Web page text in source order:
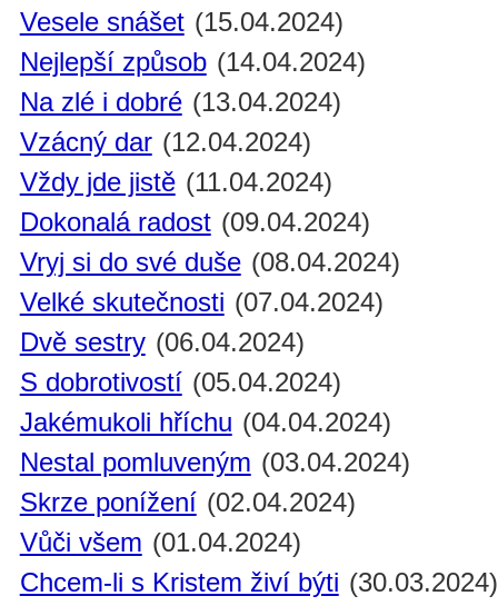
Vesele snášet (15.04.2024)
Nejlepší způsob (14.04.2024)
Na zlé i dobré (13.04.2024)
Vzácný dar (12.04.2024)
Vždy jde jistě (11.04.2024)
Dokonalá radost (09.04.2024)
Vryj si do své duše (08.04.2024)
Velké skutečnosti (07.04.2024)
Dvě sestry (06.04.2024)
S dobrotivostí (05.04.2024)
Jakémukoli hříchu (04.04.2024)
Nestal pomluveným (03.04.2024)
Skrze ponížení (02.04.2024)
Vůči všem (01.04.2024)
Chcem-li s Kristem živí býti (30.03.2024)